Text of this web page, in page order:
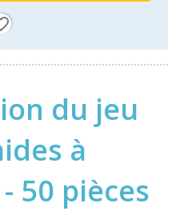
du jeu
à
50 pièces